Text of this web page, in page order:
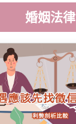
婚姻法律